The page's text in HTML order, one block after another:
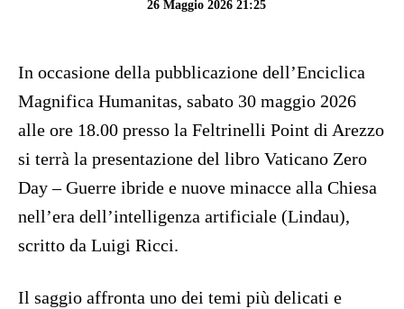
26 Maggio 2026 21:25
In occasione della pubblicazione dell’Enciclica
Magnifica Humanitas, sabato 30 maggio 2026
alle ore 18.00 presso la Feltrinelli Point di Arezzo
si terrà la presentazione del libro Vaticano Zero
Day – Guerre ibride e nuove minacce alla Chiesa
nell’era dell’intelligenza artificiale (Lindau),
scritto da Luigi Ricci.
Il saggio affronta uno dei temi più delicati e